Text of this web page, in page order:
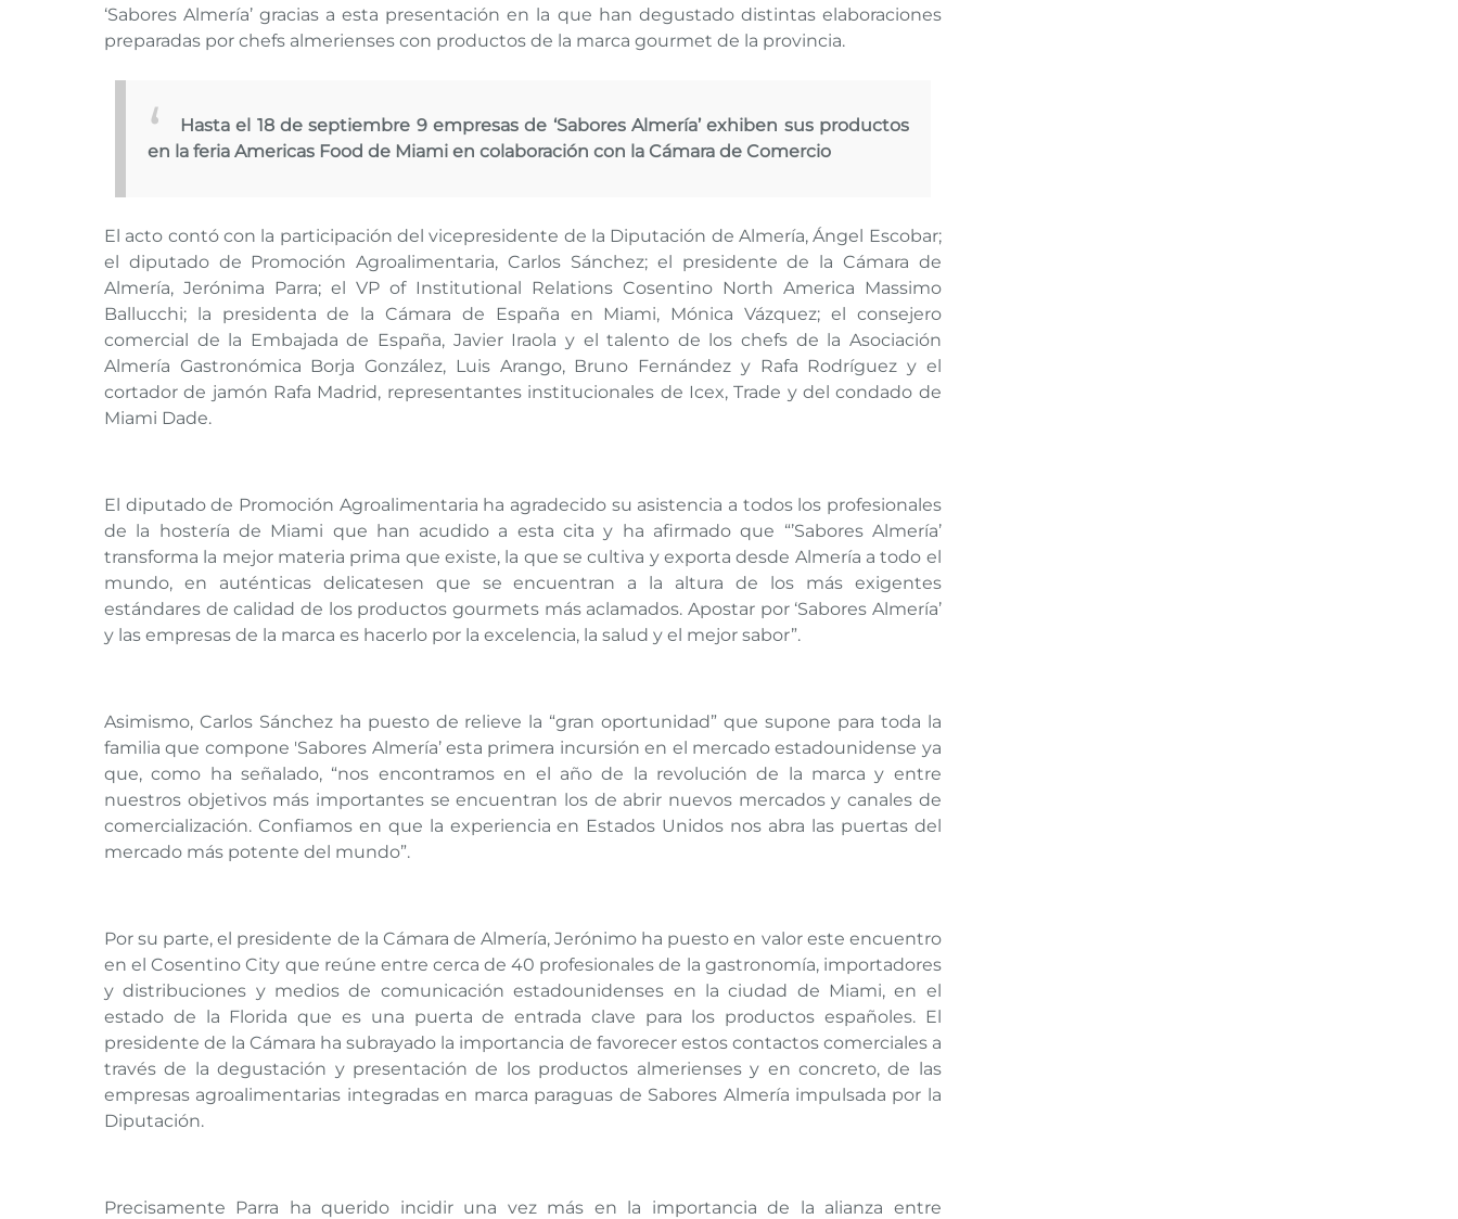
‘Sabores Almería’ gracias a esta presentación en la que han degustado distintas elaboraciones
preparadas por chefs almerienses con productos de la marca gourmet de la provincia.
Hasta el 18 de septiembre 9 empresas de ‘Sabores Almería’ exhiben sus productos
en la feria Americas Food de Miami en colaboración con la Cámara de Comercio
El acto contó con la participación del vicepresidente de la Diputación de Almería, Ángel Escobar;
el diputado de Promoción Agroalimentaria, Carlos Sánchez; el presidente de la Cámara de
Almería, Jerónima Parra; el VP of Institutional Relations Cosentino North America Massimo
Ballucchi; la presidenta de la Cámara de España en Miami, Mónica Vázquez; el consejero
comercial de la Embajada de España, Javier Iraola y el talento de los chefs de la Asociación
Almería Gastronómica Borja González, Luis Arango, Bruno Fernández y Rafa Rodríguez y el
cortador de jamón Rafa Madrid, representantes institucionales de Icex, Trade y del condado de
Miami Dade.
El diputado de Promoción Agroalimentaria ha agradecido su asistencia a todos los profesionales
de la hostería de Miami que han acudido a esta cita y ha afirmado que “’Sabores Almería’
transforma la mejor materia prima que existe, la que se cultiva y exporta desde Almería a todo el
mundo, en auténticas delicatesen que se encuentran a la altura de los más exigentes
estándares de calidad de los productos gourmets más aclamados. Apostar por ‘Sabores Almería’
y las empresas de la marca es hacerlo por la excelencia, la salud y el mejor sabor”.
Asimismo, Carlos Sánchez ha puesto de relieve la “gran oportunidad” que supone para toda la
familia que compone 'Sabores Almería’ esta primera incursión en el mercado estadounidense ya
que, como ha señalado, “nos encontramos en el año de la revolución de la marca y entre
nuestros objetivos más importantes se encuentran los de abrir nuevos mercados y canales de
comercialización. Confiamos en que la experiencia en Estados Unidos nos abra las puertas del
mercado más potente del mundo”.
Por su parte, el presidente de la Cámara de Almería, Jerónimo ha puesto en valor este encuentro
en el Cosentino City que reúne entre cerca de 40 profesionales de la gastronomía, importadores
y distribuciones y medios de comunicación estadounidenses en la ciudad de Miami, en el
estado de la Florida que es una puerta de entrada clave para los productos españoles. El
presidente de la Cámara ha subrayado la importancia de favorecer estos contactos comerciales a
través de la degustación y presentación de los productos almerienses y en concreto, de las
empresas agroalimentarias integradas en marca paraguas de Sabores Almería impulsada por la
Diputación.
Precisamente Parra ha querido incidir una vez más en la importancia de la alianza entre